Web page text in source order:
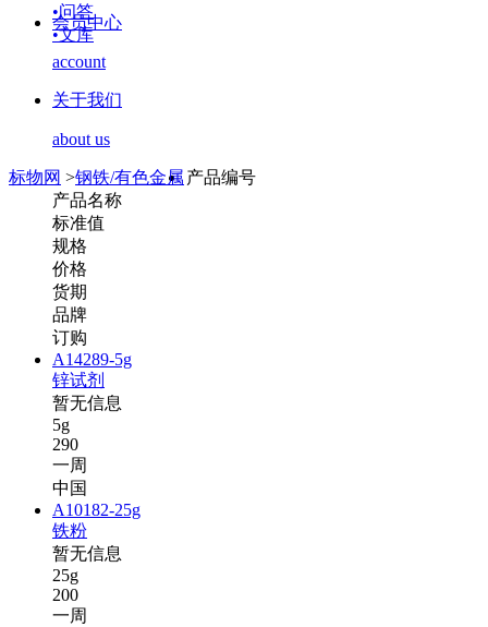
•问答
•文库
会员中心
account
关于我们
about us
标物网 >钢铁/有色金属 产品编号
产品名称
标准值
规格
价格
货期
品牌
订购
A14289-5g
锌试剂
暂无信息
5g
290
一周
中国
A10182-25g
铁粉
暂无信息
25g
200
一周